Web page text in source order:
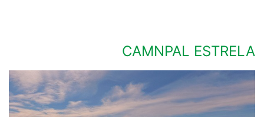
CAMNPAL ESTRELA